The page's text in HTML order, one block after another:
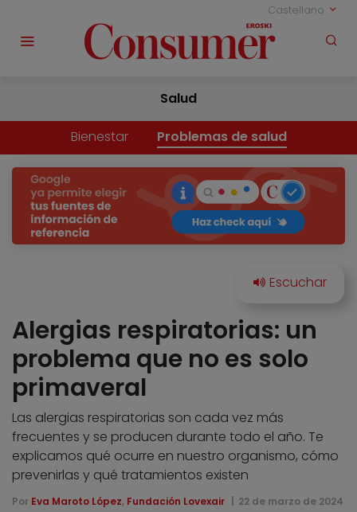
Castellano
Salud
Bienestar Problemas de salud
Alergias respiratorias: un
problema que no es solo
primaveral
Las alergias respiratorias son cada vez más
frecuentes y se producen durante todo el año. Te
explicamos qué ocurre en nuestro organismo, cómo
prevenirlas y qué tratamientos existen
Por Eva Maroto López, Fundación Lovexair 22 de marzo de 2024